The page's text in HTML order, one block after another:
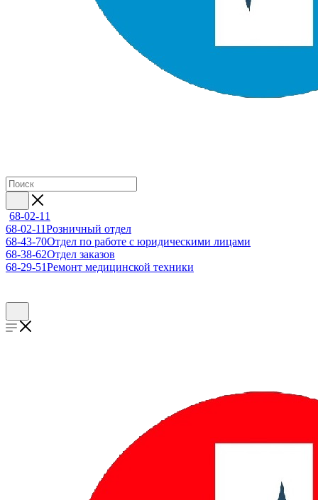
68-02-11
68-02-11Розничный отдел
68-43-70Отдел по работе с юридическими лицами
68-38-62Отдел заказов
68-29-51Ремонт медицинской техники